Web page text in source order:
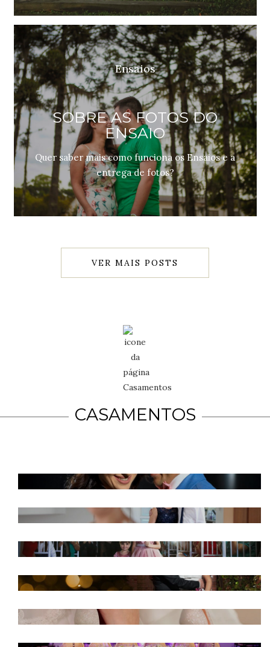
Ensaios
SOBRE AS FOTOS DO
ENSAIO
Quer saber mais como funciona os Ensaios e a
entrega de fotos?
VER MAIS POSTS
CASAMENTOS
CASAMENTO EM CHÁCARA Á TARDE -
CASAMENTO EM CHÁCARA - SÃO JOSÉ
LETÍCIA E EDMILSON - RESTAURANTE
CAMILA E MATHEUS
JÉSSICA E DYONATHAN - DOM ANTÔNIO